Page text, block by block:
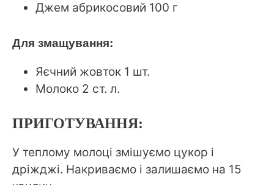
Джем абрикосовий 100 г
Для змащування:
Яєчний жовток 1 шт.
Молоко 2 ст. л.
ПРИГОТУВАННЯ:
У теплому молоці змішуємо цукор і
дріжджі. Накриваємо і залишаємо на 15